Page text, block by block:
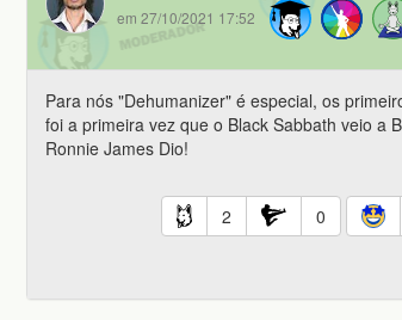
em 27/10/2021 17:52
Para nós "Dehumanizer" é especial, os
foi a primeira vez que o Black Sabbath veio a
Ronnie James Dio!
2 0